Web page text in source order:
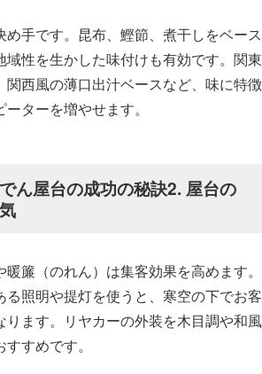
め手です。昆布、鰹節、煮干しをベース
域性を生かした味付けも有効です。関東
関西風の薄口出汁ベースなど、味に特徴
ターを増やせます。
ん屋台の成功の秘訣2. 屋台の
簾（のれん）は集客効果を高めます。
る照明や提灯を使うと、寒空の下でお客
ります。リヤカーの外装を木目調や和風
すめです。